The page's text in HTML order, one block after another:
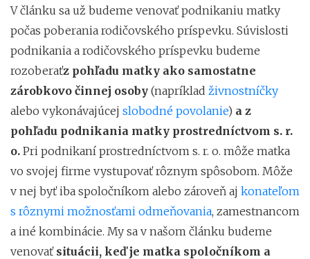
V článku sa už budeme venovať podnikaniu matky
počas poberania rodičovského príspevku. Súvislosti
podnikania a rodičovského príspevku budeme
rozoberaťz pohľadu matky ako samostatne
zárobkovo činnej osoby (napríklad živnostníčky
alebo vykonávajúcej slobodné povolanie) a z
pohľadu podnikania matky prostredníctvom s. r.
o. Pri podnikaní prostredníctvom s. r. o. môže matka
vo svojej firme vystupovať rôznym spôsobom. Môže
v nej byť iba spoločníkom alebo zároveň aj konateľom
s rôznymi možnosťami odmeňovania, zamestnancom
a iné kombinácie. My sa v našom článku budeme
venovať situácii, keď je matka spoločníkom a